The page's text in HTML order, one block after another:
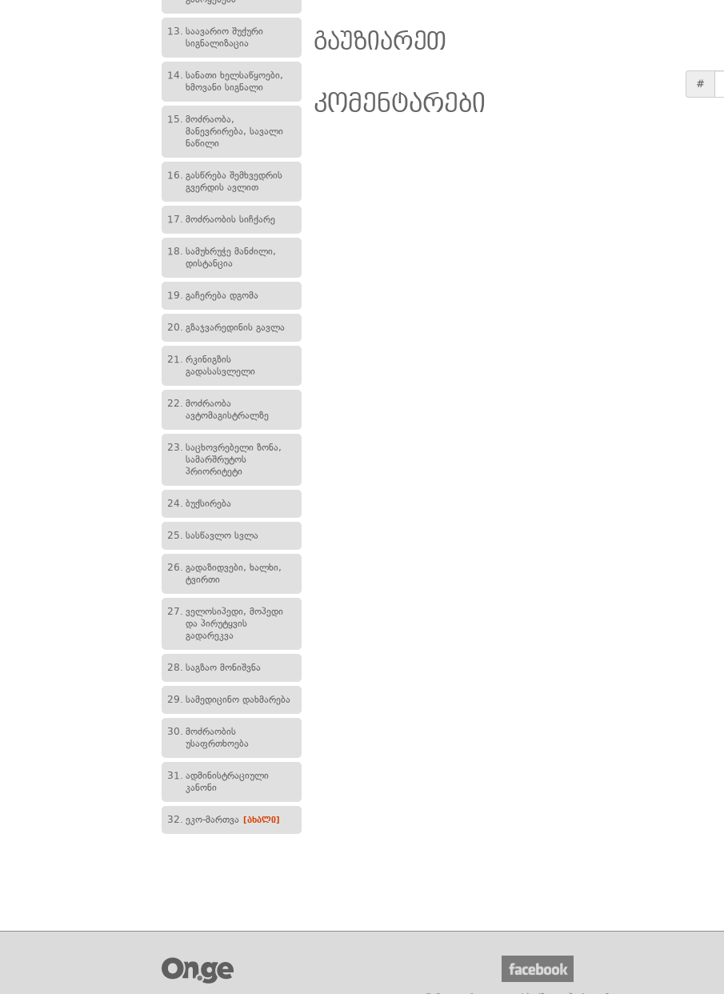
13. საავარიო შუქური
სიგნალიზაცია
14. სანათი ხელსაწყოები,
ხმოვანი სიგნალი
15. მოძრაობა,
მანევრირება, სავალი
ნაწილი
16. გასწრება შემხვედრის
გვერდის ავლით
17. მოძრაობის სიჩქარე
18. სამუხრუჭე მანძილი,
დისტანცია
19. გაჩერება დგომა
20. გზაჯვარედინის გავლა
21. რკინიგზის
გადასასვლელი
22. მოძრაობა
ავტომაგისტრალზე
23. საცხოვრებელი ზონა,
სამარშრუტოს
პრიორიტეტი
24. ბუქსირება
25. სასწავლო სვლა
26. გადაზიდვები, ხალხი,
ტვირთი
27. ველოსიპედი, მოპედი
და პირუტყვის
გადარეკვა
28. საგზაო მონიშვნა
29. სამედიცინო დახმარება
30. მოძრაობის
უსაფრთხოება
31. ადმინისტრაციული
კანონი
32. ეკო-მართვა [ახალი]
#
გაუზიარეთ
კომენტარები